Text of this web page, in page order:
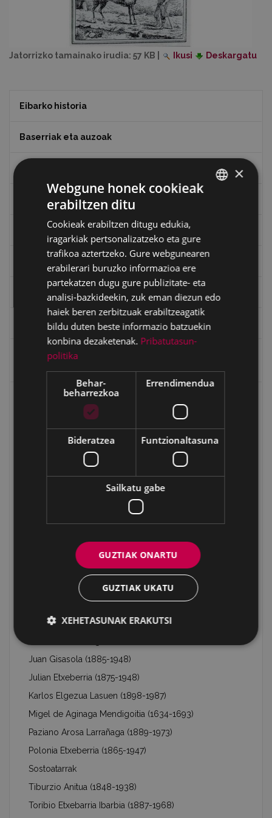
Jatorrizko tamainako irudia: 57 KB Ikusi Deskargatu
Eibarko historia
Baserriak eta auzoak
Ondarea: Lekuak eta Historia
Eibarko eraikuntza eta monumentu nagusiak
Eibar 1346-2021
Eibarko lanbideak: armagintza, grabatua, josteko
Eibarko kale izenak
Bittor Sarasketa Suinaga (1864-1930)
Blas Etxebarria Agirregomezkorta (1892-1951)
Bustinduitarrak
Egigurentarrak
Eulojio Garate Osoro (1889-1965)
Fermín Calbetón (1853-1919)
Indalezio Ojanguren (1887-1972)
Indalecio Sarasqueta "Eibarko Txikito" (1860-1900)
Jazinto Olabe Azpiri (1877-1957)
Jose Antonio Gisasola
Jose Antonio Iturrioz (1851-1916)
Juan Gisasola (1885-1948)
Julian Etxeberria (1875-1948)
Karlos Elgezua Lasuen (1898-1987)
Migel de Aginaga Mendigoitia (1634-1693)
Paziano Arosa Larrañaga (1889-1973)
Polonia Etxeberria (1865-1947)
Sostoatarrak
Tiburzio Anitua (1848-1938)
Toribio Etxebarria Ibarbia (1887-1968)
×
Webgune honek cookieak
erabiltzen ditu
Cookieak erabiltzen ditugu edukia,
iragarkiak pertsonalizatzeko eta gure
trafikoa aztertzeko. Gure webgunearen
erabilerari buruzko informazioa ere
partekatzen dugu gure publizitate- eta
analisi-bazkideekin, zuk eman diezun edo
haiek beren zerbitzuak erabiltzeagatik
bildu duten beste informazio batzuekin
konbina dezaketenak. Pribatutasun-
politika
Behar-
beharrezkoa
Errendimendua
Bideratzea Funtzionaltasuna
Sailkatu gabe
GUZTIAK ONARTU
GUZTIAK UKATU
XEHETASUNAK ERAKUTSI